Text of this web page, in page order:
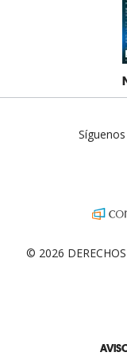
© 2026 DERECHOS